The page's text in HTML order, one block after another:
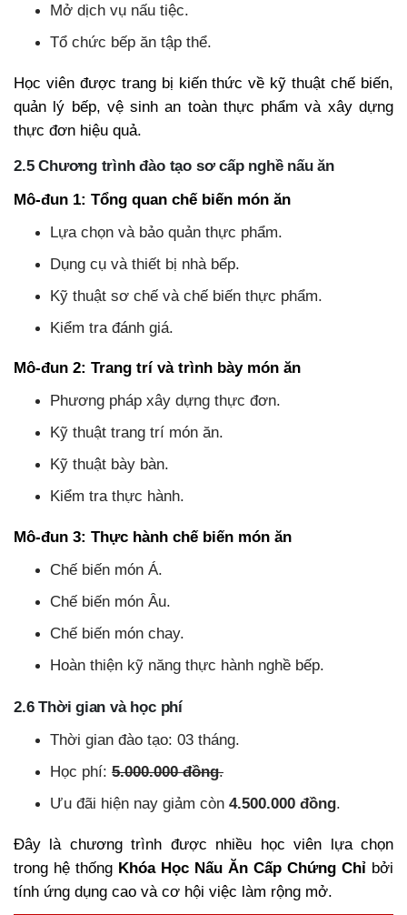
Mở dịch vụ nấu tiệc.
Tổ chức bếp ăn tập thể.
Học viên được trang bị kiến thức về kỹ thuật chế biến,
quản lý bếp, vệ sinh an toàn thực phẩm và xây dựng
thực đơn hiệu quả.
2.5 Chương trình đào tạo sơ cấp nghề nấu ăn
Mô-đun 1: Tổng quan chế biến món ăn
Lựa chọn và bảo quản thực phẩm.
Dụng cụ và thiết bị nhà bếp.
Kỹ thuật sơ chế và chế biến thực phẩm.
Kiểm tra đánh giá.
Mô-đun 2: Trang trí và trình bày món ăn
Phương pháp xây dựng thực đơn.
Kỹ thuật trang trí món ăn.
Kỹ thuật bày bàn.
Kiểm tra thực hành.
Mô-đun 3: Thực hành chế biến món ăn
Chế biến món Á.
Chế biến món Âu.
Chế biến món chay.
Hoàn thiện kỹ năng thực hành nghề bếp.
2.6 Thời gian và học phí
Thời gian đào tạo: 03 tháng.
Học phí: 5.000.000 đồng.
Ưu đãi hiện nay giảm còn 4.500.000 đồng.
Đây là chương trình được nhiều học viên lựa chọn
trong hệ thống Khóa Học Nấu Ăn Cấp Chứng Chỉ bởi
tính ứng dụng cao và cơ hội việc làm rộng mở.